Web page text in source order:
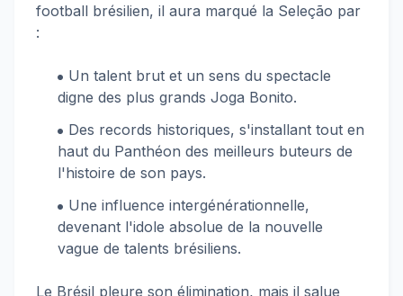
football brésilien, il aura marqué la Seleção par
:
Un talent brut et un sens du spectacle
digne des plus grands Joga Bonito.
Des records historiques, s'installant tout en
haut du Panthéon des meilleurs buteurs de
l'histoire de son pays.
Une influence intergénérationnelle,
devenant l'idole absolue de la nouvelle
vague de talents brésiliens.
Le Brésil pleure son élimination, mais il salue